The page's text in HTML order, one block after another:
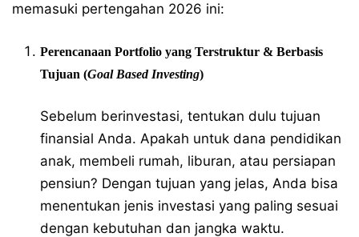
memasuki pertengahan 2026 ini:
Perencanaan Portfolio yang Terstruktur & Berbasis
Tujuan (Goal Based Investing)
Sebelum berinvestasi, tentukan dulu tujuan
finansial Anda. Apakah untuk dana pendidikan
anak, membeli rumah, liburan, atau persiapan
pensiun? Dengan tujuan yang jelas, Anda bisa
menentukan jenis investasi yang paling sesuai
dengan kebutuhan dan jangka waktu.